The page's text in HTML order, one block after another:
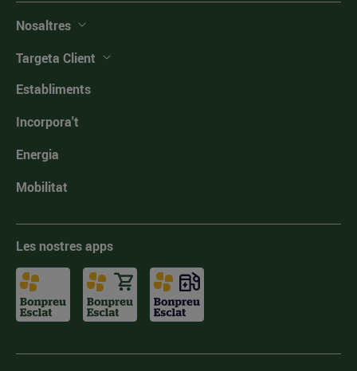
Nosaltres
Targeta Client
Establiments
Incorpora't
Energia
Mobilitat
Les nostres apps